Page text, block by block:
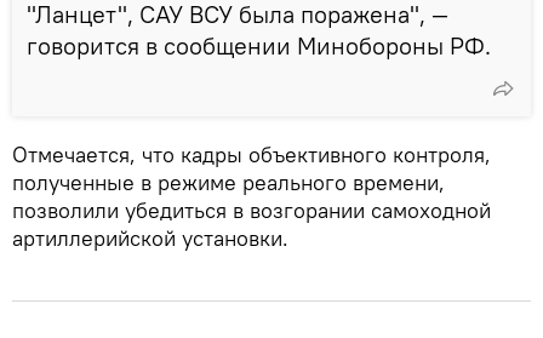
"Ланцет", САУ ВСУ была поражена", —
говорится в сообщении Минобороны РФ.
Отмечается, что кадры объективного контроля,
полученные в режиме реального времени,
позволили убедиться в возгорании самоходной
артиллерийской установки.